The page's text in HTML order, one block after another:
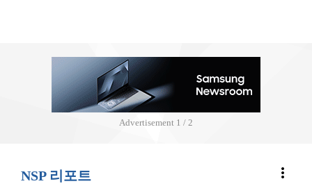
Advertisement 2 / 2
NSP 리포트 more_vert